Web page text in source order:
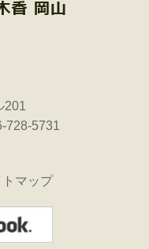
201
5731
マップ